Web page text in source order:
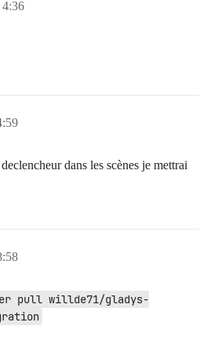
dans les scènes je mettrai
pull willde71/gladys-